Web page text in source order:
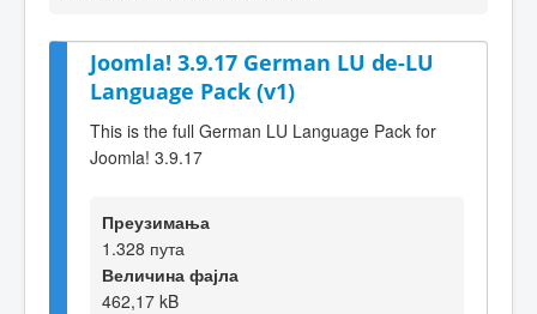
Joomla! 3.9.17 German LU de-LU
Language Pack (v1)
This is the full German LU Language Pack for
Joomla! 3.9.17
Преузимања
1.328 пута
Величина фајла
462,17 kB